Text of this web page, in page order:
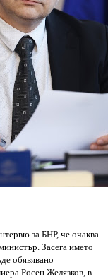
за БНР, че очаква
Засега името
обявявано
Росен Желязков, в